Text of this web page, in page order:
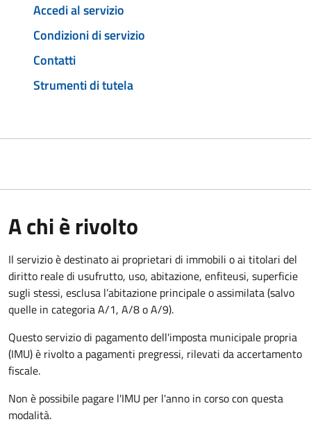
Accedi al servizio
Condizioni di servizio
Contatti
Strumenti di tutela
A chi è rivolto
Il servizio è destinato ai proprietari di immobili o ai titolari del
diritto reale di usufrutto, uso, abitazione, enfiteusi, superficie
sugli stessi, esclusa l’abitazione principale o assimilata (salvo
quelle in categoria A/1, A/8 o A/9).
Questo servizio di pagamento dell'imposta municipale propria
(IMU) è rivolto a pagamenti pregressi, rilevati da accertamento
fiscale.
Non è possibile pagare l'IMU per l'anno in corso con questa
modalità.